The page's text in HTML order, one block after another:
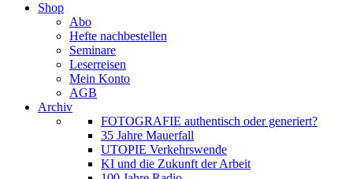
Shop
Abo
Hefte nachbestellen
Seminare
Leserreisen
Mein Konto
AGB
Archiv
FOTOGRAFIE authentisch oder generiert?
35 Jahre Mauerfall
UTOPIE Verkehrswende
KI und die Zukunft der Arbeit